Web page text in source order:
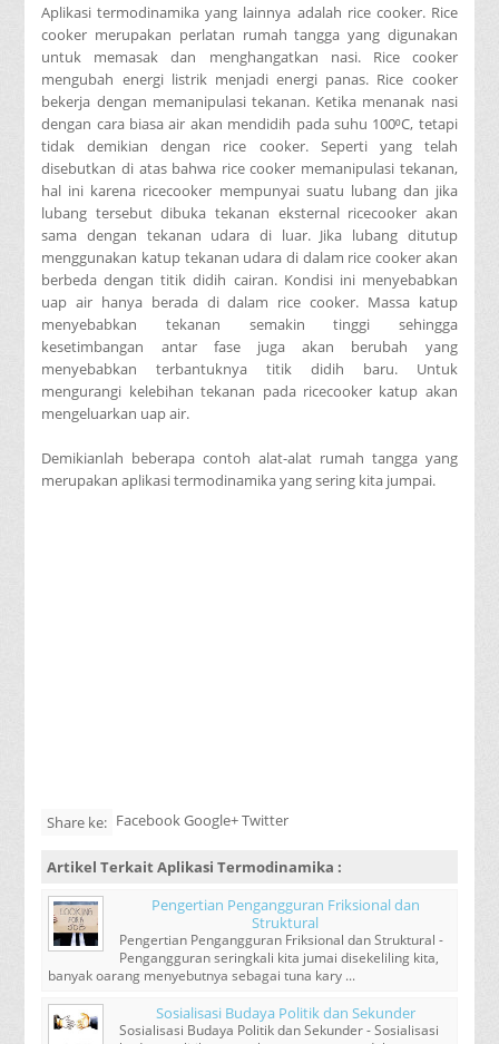
Aplikasi termodinamika yang lainnya adalah rice cooker. Rice
cooker merupakan perlatan rumah tangga yang digunakan
untuk memasak dan menghangatkan nasi. Rice cooker
mengubah energi listrik menjadi energi panas. Rice cooker
bekerja dengan memanipulasi tekanan. Ketika menanak nasi
dengan cara biasa air akan mendidih pada suhu 100⁰C, tetapi
tidak demikian dengan rice cooker. Seperti yang telah
disebutkan di atas bahwa rice cooker memanipulasi tekanan,
hal ini karena ricecooker mempunyai suatu lubang dan jika
lubang tersebut dibuka tekanan eksternal ricecooker akan
sama dengan tekanan udara di luar. Jika lubang ditutup
menggunakan katup tekanan udara di dalam rice cooker akan
berbeda dengan titik didih cairan. Kondisi ini menyebabkan
uap air hanya berada di dalam rice cooker. Massa katup
menyebabkan tekanan semakin tinggi sehingga
kesetimbangan antar fase juga akan berubah yang
menyebabkan terbantuknya titik didih baru. Untuk
mengurangi kelebihan tekanan pada ricecooker katup akan
mengeluarkan uap air.
Demikianlah beberapa contoh alat-alat rumah tangga yang
merupakan aplikasi termodinamika yang sering kita jumpai.
Share ke: Facebook Google+ Twitter
Artikel TerkaitAplikasi Termodinamika :
Pengertian Pengangguran Friksional dan
Struktural
Pengertian Pengangguran Friksional dan Struktural -
Pengangguran seringkali kita jumai disekeliling kita,
banyak oarang menyebutnya sebagai tuna kary ...
Sosialisasi Budaya Politik dan Sekunder
Sosialisasi Budaya Politik dan Sekunder - Sosialisasi